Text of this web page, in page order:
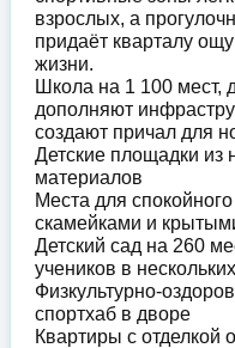
взрослых, а
придаёт кварталу
жизни.
Школа на 1 100 мест,
дополняют
создают причал для
Детские площадки из
материалов
Места для
скамейками и
Детский сад на 260
учеников в
Физкультурно-
спортхаб в дворе
Квартиры с отделкой